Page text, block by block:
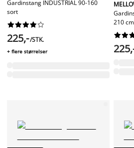
Gardinstang INDUSTRIAL 90-160
sort






225,-/STK.
+ flere størrelser
210


